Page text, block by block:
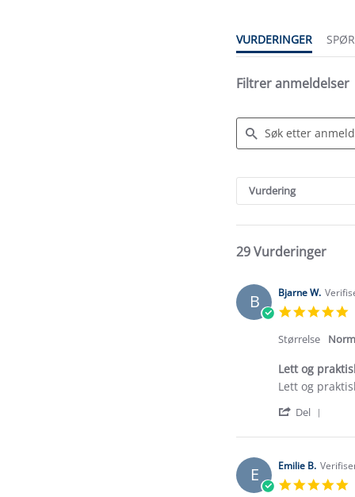
VURDERINGER
Filtrer anmeldelser
Reviews
Vurdering
29 Vurderinger
B Bjarne W.
Størrelse
Lett og
Review
Bjarne
on
Jul
2026
review
Lett
praktisk
Lett og
Del
W.
on
E Emilie B.